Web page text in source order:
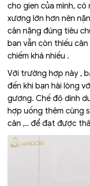
cho gien của mình, có
xương lớn hơn nên
cân nặng đúng tiêu
bạn vẫn còn thiếu
chiếm khá nhiều .
Với trường hợp này ,
đến khi bạn hài lòng
gương. Chế độ dinh
hợp uống thêm cùng
cân ,.. để đạt được